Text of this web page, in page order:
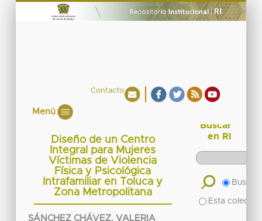
Contacto
Menú
Diseño de un Centro
Integral para Mujeres
Víctimas de Violencia
Física y Psicológica
Intrafamiliar en Toluca y
Zona Metropolitana
SÁNCHEZ CHÁVEZ, VALERIA
Buscar
en RI
Buscar
Esta